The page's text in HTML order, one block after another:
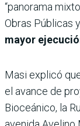
“panorama
Obras Públicas
mayor
Masi explicó
el avance de
Bioceánico, la